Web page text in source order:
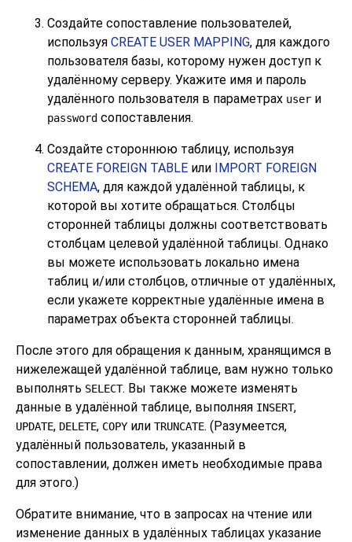
Создайте сопоставление пользователей,
используя CREATE USER MAPPING, для каждого
пользователя базы, которому нужен доступ к
удалённому серверу. Укажите имя и пароль
удалённого пользователя в параметрах user и
password сопоставления.
Создайте стороннюю таблицу, используя
CREATE FOREIGN TABLE или IMPORT FOREIGN
SCHEMA, для каждой удалённой таблицы, к
которой вы хотите обращаться. Столбцы
сторонней таблицы должны соответствовать
столбцам целевой удалённой таблицы. Однако
вы можете использовать локально имена
таблиц и/или столбцов, отличные от удалённых,
если укажете корректные удалённые имена в
параметрах объекта сторонней таблицы.
После этого для обращения к данным, хранящимся в
нижележащей удалённой таблице, вам нужно только
выполнять SELECT. Вы также можете изменять
данные в удалённой таблице, выполняя INSERT,
UPDATE, DELETE, COPY или TRUNCATE. (Разумеется,
удалённый пользователь, указанный в
сопоставлении, должен иметь необходимые права
для этого.)
Обратите внимание, что в запросах на чтение или
изменение данных в удалённых таблицах указание